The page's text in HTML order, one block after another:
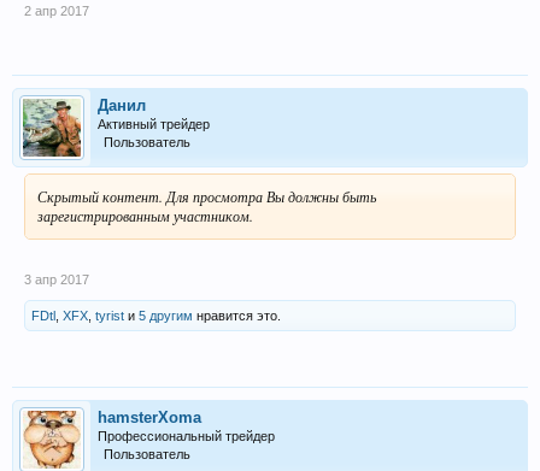
2 апр 2017
Данил
Активный трейдер
Пользователь
Скрытый контент. Для просмотра Вы должны быть
зарегистрированным участником.
3 апр 2017
FDtl XFX tyrist и 5 другим нравится это.
hamsterXoma
Профессиональный трейдер
Пользователь